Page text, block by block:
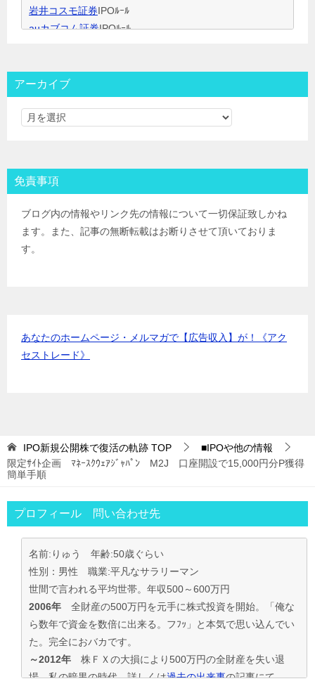
岩井コスモ証券IPOﾙｰﾙ
auカブコム証券IPOﾙｰﾙ
三菱ＵＦＪ証券
みずほ証券IPOﾙｰﾙ
ＳＭＢＣ日興証券
岡三証券IPOﾙｰﾙ
ＧＭＯクリック証券
アイザワ証券IPOﾙｰﾙ
むさし証券
IPOﾙｰﾙ
マネックス証券
アーカイブ
免責事項
ブログ内の情報やリンク先の情報について一切保証致しかね
ます。また、記事の無断転載はお断りさせて頂いておりま
す。
あなたのホームページ・メルマガで【広告収入】が！《アク
セストレード》
IPO新規公開株で復活の軌跡 TOP
■IPOや他の情報
限定ｻｲﾄ企画 ﾏﾈｰｽｸｳｪｱｼﾞｬﾊﾟﾝ M2J 口座開設で15,000円分P獲得
簡単手順
プロフィール 問い合わせ先
名前:りゅう 年齢:50歳ぐらい
性別：男性 職業:平凡なサラリーマン
世間で言われる平均世帯。年収500～600万円
2006年 全財産の500万円を元手に株式投資を開始。「俺な
ら数年で資金を数倍に出来る。フﾌｯ」と本気で思い込んでい
た。完全におバカです。
～2012年 株ＦＸの大損により500万円の全財産を失い退
場。私の暗黒の時代。詳しくは過去の出来事の記事にて